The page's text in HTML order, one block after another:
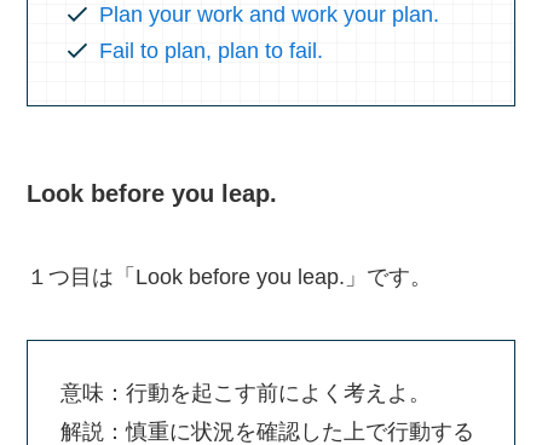
Plan your work and work your plan.
Fail to plan, plan to fail.
Look before you leap.
１つ目は「Look before you leap.」です。
意味：行動を起こす前によく考えよ。
解説：慎重に状況を確認した上で行動する